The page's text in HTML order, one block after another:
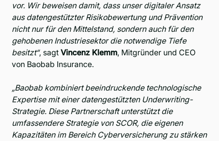
vor. Wir beweisen damit, dass unser digitaler Ansatz
aus datengestützter Risikobewertung und Prävention
nicht nur für den Mittelstand, sondern auch für den
gehobenen Industriesektor die notwendige Tiefe
besitzt“, sagt Vincenz Klemm, Mitgründer und CEO
von Baobab Insurance.
„Baobab kombiniert beeindruckende technologische
Expertise mit einer datengestützten Underwriting-
Strategie. Diese Partnerschaft unterstützt die
umfassendere Strategie von SCOR, die eigenen
Kapazitäten im Bereich Cyberversicherung zu stärken